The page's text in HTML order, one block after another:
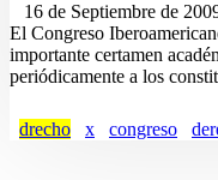
16 de Septiembre de
El Congreso
importante certamen
periódicamente a los
drecho x congreso